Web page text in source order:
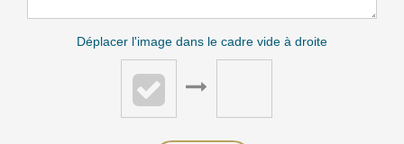
Déplacer l'image dans le cadre vide à droite